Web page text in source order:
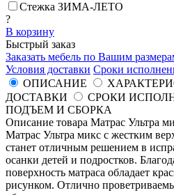
Стежка ЗИМА-ЛЕТО
?
В корзину
Быстрый заказ
Заказать мебель по Вашим
Условия доставки Сроки
ОПИСАНИЕ
ДОСТАВКИ
СРОКИ
ПОДЪЕМ И СБОРКА
Описание товара Матрас Ультра
Матрас Ультра микс с жестким
станет отличным решением в
осанки детей и подростков.
поверхность матраса обладает
рисунком. Отлично